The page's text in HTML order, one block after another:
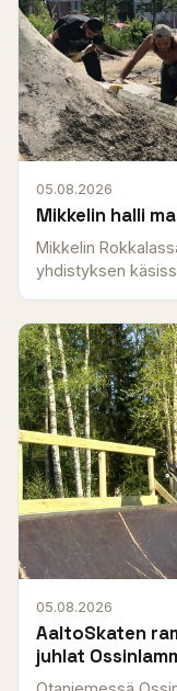
05.08.2026
Mikkelin halli
Mikkelin
yhdistyksen
05.08.2026
AaltoSkaten
juhlat